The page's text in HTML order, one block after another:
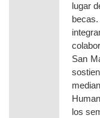
lugar
San
los